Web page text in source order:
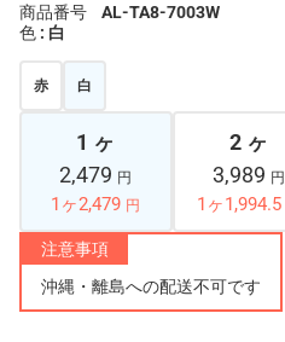
商品番号
AL-TA8-7003W
色 : 白
赤 白
1 ヶ
2,479 円
1ヶ2,479 円
2 ヶ
3,989 円
1ヶ1,994.5
注意事項
沖縄・離島への配送不可です